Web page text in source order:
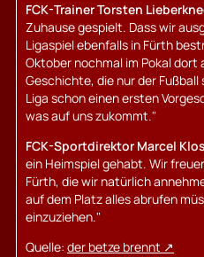
FCK-Trainer Torsten
Zuhause gespielt. Dass wir
Ligaspiel ebenfalls in Fürth
Oktober nochmal im Pokal
Geschichte, die nur der
Liga schon einen ersten
was auf uns zukommt."
FCK-Sportdirektor Marcel
ein Heimspiel gehabt. Wir
Fürth, die wir natürlich
auf dem Platz alles abrufen
einzuziehen."
Quelle: der betze brennt